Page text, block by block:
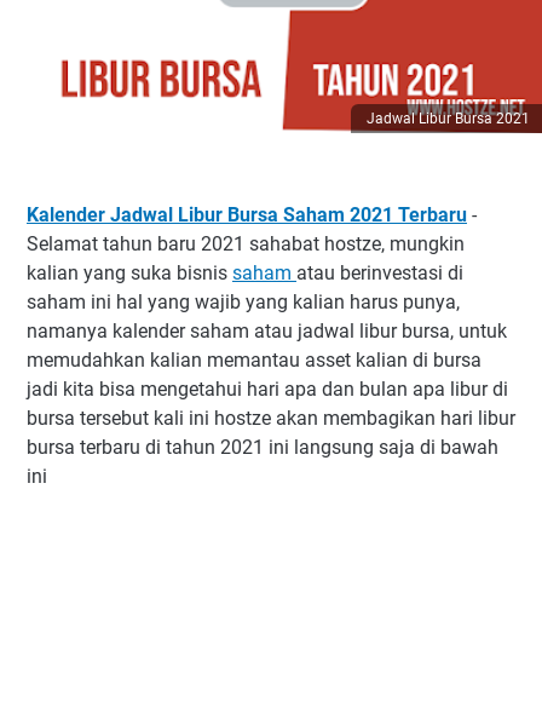
Jadwal Libur Bursa 2021
Kalender Jadwal Libur Bursa Saham 2021 Terbaru -
Selamat tahun baru 2021 sahabat hostze, mungkin
kalian yang suka bisnis saham atau berinvestasi di
saham ini hal yang wajib yang kalian harus punya,
namanya kalender saham atau jadwal libur bursa, untuk
memudahkan kalian memantau asset kalian di bursa
jadi kita bisa mengetahui hari apa dan bulan apa libur di
bursa tersebut kali ini hostze akan membagikan hari libur
bursa terbaru di tahun 2021 ini langsung saja di bawah
ini